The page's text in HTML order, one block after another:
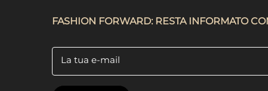
FASHION FORWARD: RESTA INFORMATO
La tua e-mail